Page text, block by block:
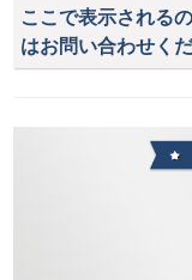
ここで表示される
はお問い合わせくだ